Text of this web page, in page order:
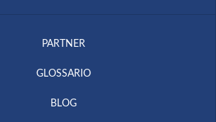
PARTNER
GLOSSARIO
BLOG